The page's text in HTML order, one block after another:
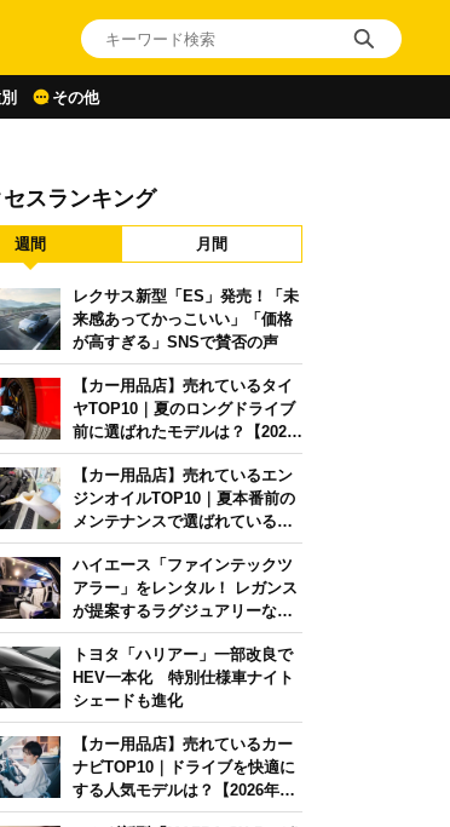
その他
スランキング
週間 月間
レクサス新型「ES」発売！「未
来感あってかっこいい」「価格
が高すぎる」SNSで賛否の声
【カー用品店】売れているタイ
ヤTOP10｜夏のロングドライブ
前に選ばれたモデルは？【2026
年6月版】
【カー用品店】売れているエン
ジンオイルTOP10｜夏本番前の
メンテナンスで選ばれている人
気モデルは？【2026年6月版】
ハイエース「ファインテックツ
アラー」をレンタル！ レガンス
が提案するラグジュアリーな移
動体験
トヨタ「ハリアー」一部改良で
HEV一本化 特別仕様車ナイト
シェードも進化
【カー用品店】売れているカー
ナビTOP10｜ドライブを快適に
する人気モデルは？【2026年6
月版】